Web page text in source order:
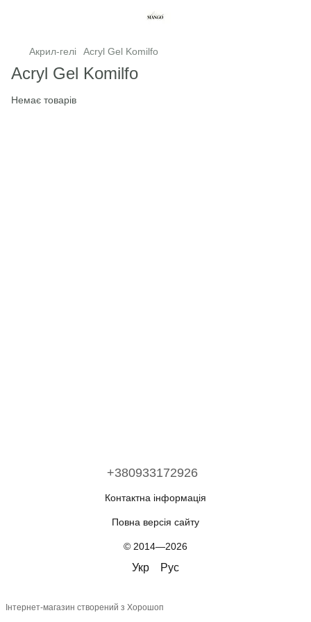
Акрил-гелі Acryl Gel Komilfo
Acryl Gel Komilfo
Немає товарів
+380933172926
Контактна інформація
Повна версія сайту
© 2014—2026
Укр Рус
Інтернет-магазин створений з Хорошоп